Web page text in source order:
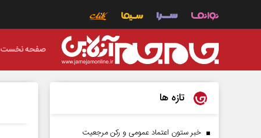
صفحه نخست
تازه ها
خبر ستون اعتماد عمومی و رکن مرجعیت